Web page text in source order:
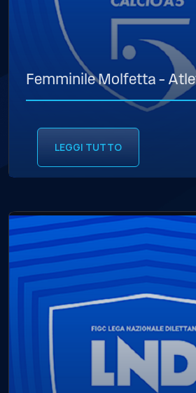
Femminile Molfetta –
LEGGI TUTTO